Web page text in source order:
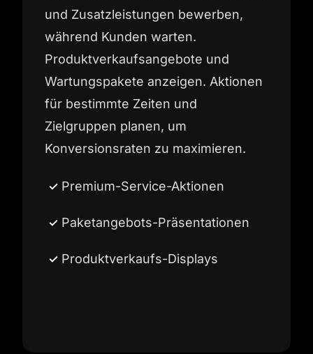
und Zusatzleistungen bewerben,
während Kunden warten.
Produktverkaufsangebote und
Wartungspakete anzeigen. Aktionen
für bestimmte Zeiten und
Zielgruppen planen, um
Konversionsraten zu maximieren.
Premium-Service-Aktionen
Paketangebots-Präsentationen
Produktverkaufs-Displays